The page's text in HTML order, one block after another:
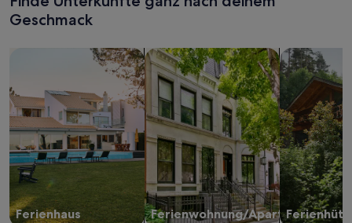
Geschmack
Ferienhaus
Suche nach Ferienhäusern
Ferienwohnung/Apartment
Suche nach Ferienwohnungen oder
Suche nach